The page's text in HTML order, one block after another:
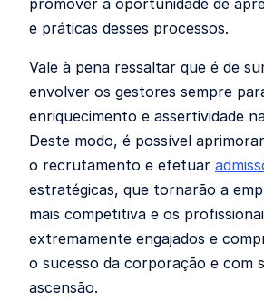
e práticas desses processos.
Vale à pena ressaltar que é de
envolver os gestores sempre
enriquecimento e assertividade
Deste modo, é possível
o recrutamento e efetuar
estratégicas, que tornarão a
mais competitiva e os
extremamente engajados e
o sucesso da corporação e com
ascensão.